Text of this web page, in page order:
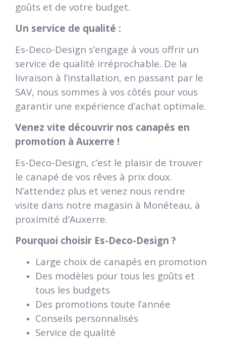
goûts et de votre budget.
Un service de qualité :
Es-Deco-Design s’engage à vous offrir un
service de qualité irréprochable. De la
livraison à l’installation, en passant par le
SAV, nous sommes à vos côtés pour vous
garantir une expérience d’achat optimale.
Venez vite découvrir nos canapés en
promotion à Auxerre !
Es-Deco-Design, c’est le plaisir de trouver
le canapé de vos rêves à prix doux.
N’attendez plus et venez nous rendre
visite dans notre magasin à Monéteau, à
proximité d’Auxerre.
Pourquoi choisir Es-Deco-Design ?
Large choix de canapés en promotion
Des modèles pour tous les goûts et
tous les budgets
Des promotions toute l’année
Conseils personnalisés
Service de qualité